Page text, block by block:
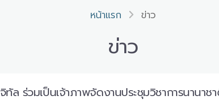
หน้าแรก ข่าว
ข่าว
ล ร่วมเป็นเจ้าภาพจัดงานประชุมวิชาการนาน